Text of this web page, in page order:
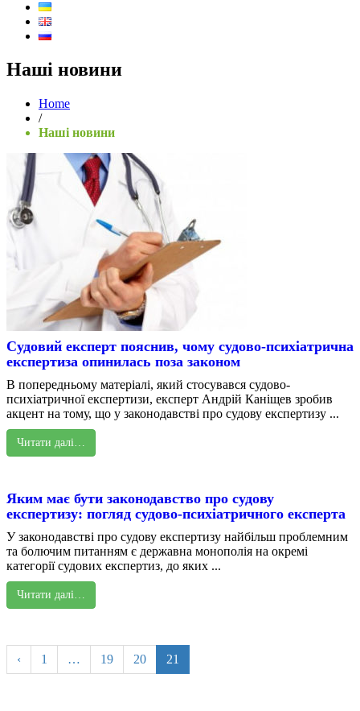
Наші новини
Home
/
Наші новини
Судовий експерт пояснив, чому судово-психіатрична
експертиза опинилась поза законом
В попередньому матеріалі, який стосувався судово-
психіатричної експертизи, експерт Андрій Каніщев зробив
акцент на тому, що у законодавстві про судову експертизу ...
Читати далі…
Яким має бути законодавство про судову
експертизу: погляд судово-психіатричного експерта
У законодавстві про судову експертизу найбільш проблемним
та болючим питанням є державна монополія на окремі
категорії судових експертиз, до яких ...
Читати далі…
‹ 1 … 19 20 21